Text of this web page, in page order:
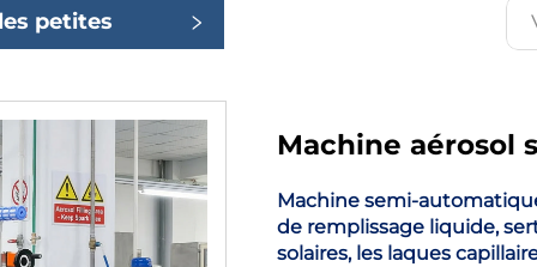
petites
Machine aérosol
Machine semi-
de remplissage liquide,
solaires, les laques